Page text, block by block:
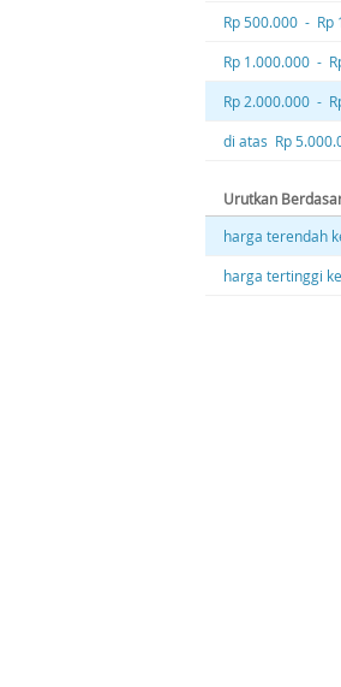
Rp 500.000 - Rp
Rp 1.000.000 -
Rp 2.000.000 -
di atas Rp
Urutkan
harga terendah
harga tertinggi